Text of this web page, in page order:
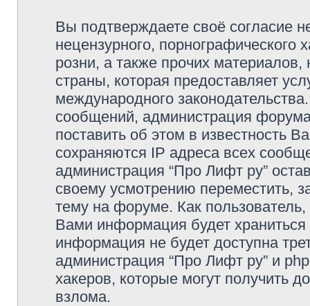
Вы подтверждаете своё согласие
нецензурного, порнографического
розни, а также прочих
страны, которая предоставляет
международного
сообщений, администрация
поставить об этом в известность
сохраняются IP адреса всех
администрация “Про Лифт ру”
своему усмотрению переместить,
тему на форуме. Как
Вами информация будет
информация не будет доступна
администрация “Про Лифт ру” и
хакеров, которые могут получить
взлома.